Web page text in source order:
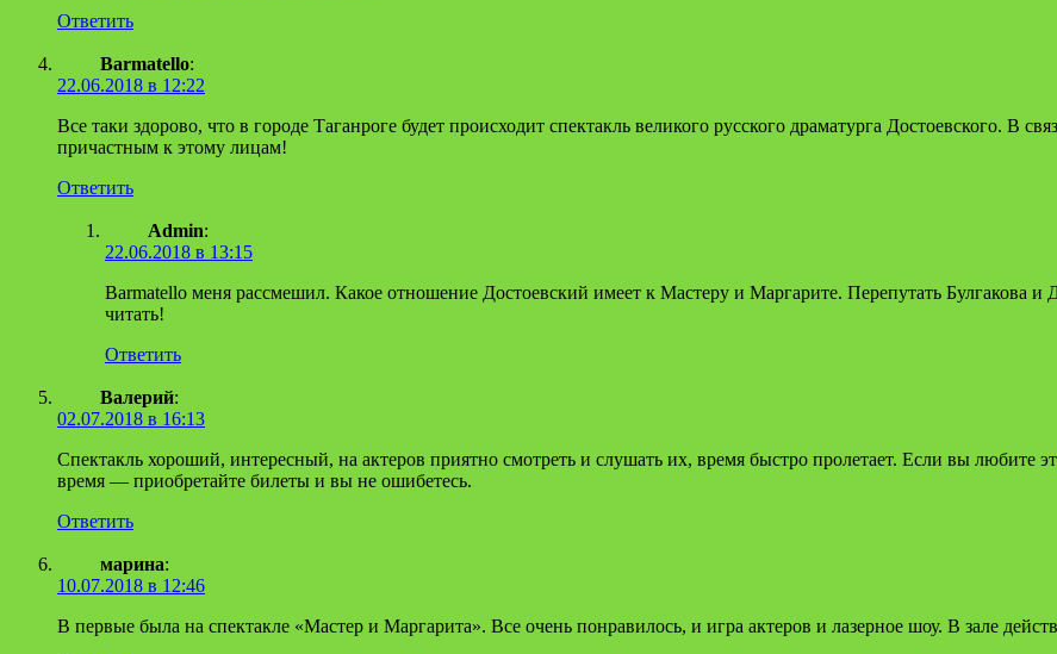
Ответить
Barmatello:
22.06.2018 в 12:22
Все таки здорово, что в городе Таганроге будет происходит спектакль великого русского драматурга Достоевского. В
причастным к этому лицам!
Ответить
Admin:
22.06.2018 в 13:15
Barmatello меня рассмешил. Какое отношение Достоевский имеет к Мастеру и Маргарите. Перепутать Булгакова
читать!
Ответить
Валерий:
02.07.2018 в 16:13
Спектакль хороший, интересный, на актеров приятно смотреть и слушать их, время быстро пролетает. Если вы любите
время — приобретайте билеты и вы не ошибетесь.
Ответить
марина:
10.07.2018 в 12:46
В первые была на спектакле «Мастер и Маргарита». Все очень понравилось, и игра актеров и лазерное шоу. В зале